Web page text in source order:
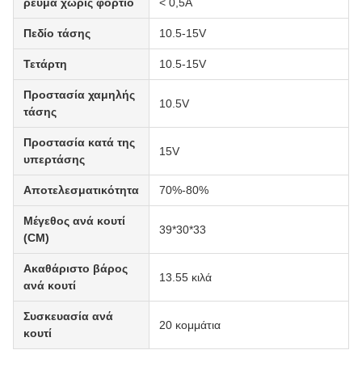
Πεδίο τάσης 10.5-15V
Τετάρτη 10.5-15V
Προστασία χαμηλής
τάσης
10.5V
Προστασία κατά της
υπερτάσης
15V
Αποτελεσματικότητα 70%-80%
Μέγεθος ανά κουτί
(CM)
39*30*33
Ακαθάριστο βάρος
ανά κουτί
13.55 κιλά
Συσκευασία ανά
κουτί
20 κομμάτια